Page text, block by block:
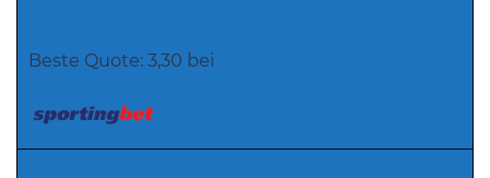
Beste Quote: 3,30 bei